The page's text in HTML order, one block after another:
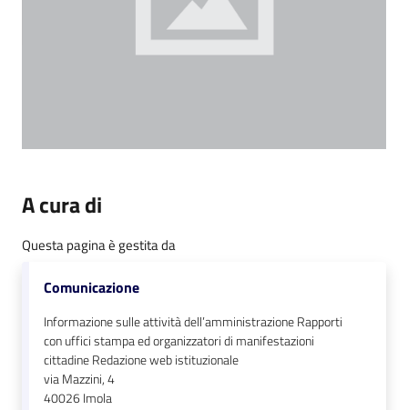
A cura di
Questa pagina è gestita da
Comunicazione
Informazione sulle attività dell’amministrazione Rapporti
con uffici stampa ed organizzatori di manifestazioni
cittadine Redazione web istituzionale
via Mazzini, 4
40026Imola